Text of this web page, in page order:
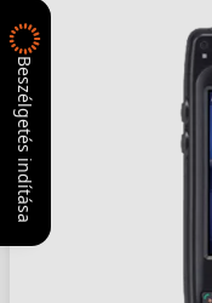
Beszélgetés indítása